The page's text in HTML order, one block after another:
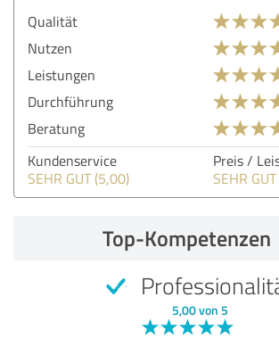
Qualität
Nutzen
Leistungen
Durchführung
Beratung
Kundenservice
SEHR GUT (5,00)
Preis /
SEHR
Top-Kompetenzen
5,00 von 5